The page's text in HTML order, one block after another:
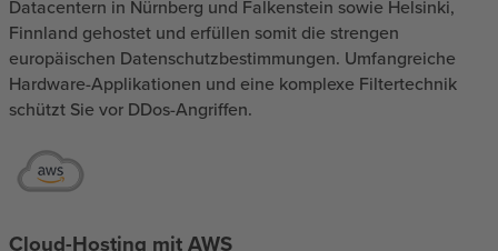
Datacentern in Nürnberg und Falkenstein sowie Helsinki,
Finnland gehostet und erfüllen somit die strengen
europäischen Datenschutzbestimmungen. Umfangreiche
Hardware-Applikationen und eine komplexe Filtertechnik
schützt Sie vor DDos-Angriffen.
Cloud-Hosting mit AWS